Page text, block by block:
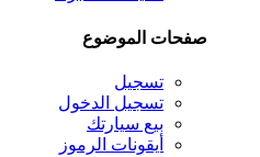
صفحات الموضوع
تسجيل
تسجيل الدخول
بيع سيارتك
أيقونات الرموز